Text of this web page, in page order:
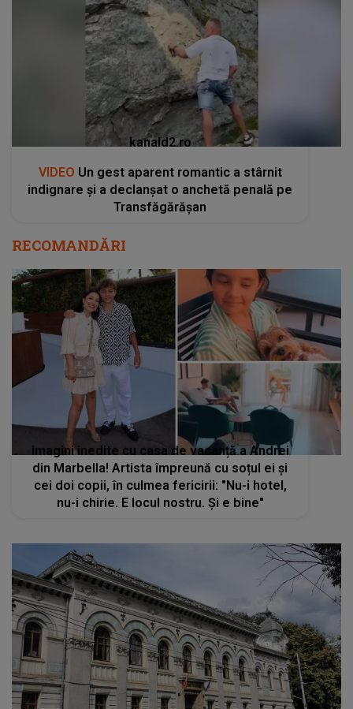
kanald2.ro
VIDEO Un gest aparent romantic a stârnit
indignare și a declanșat o anchetă penală pe
Transfăgărășan
RECOMANDĂRI
Imagini inedite cu casa de vacanță a Andrei
din Marbella! Artista împreună cu soțul ei și
cei doi copii, în culmea fericirii: "Nu-i hotel,
nu-i chirie. E locul nostru. Și e bine"